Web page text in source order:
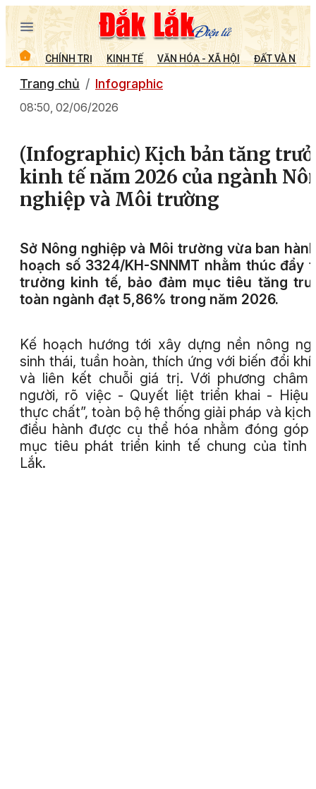
CHÍNH TRỊ KINH TẾ VĂN HÓA - XÃ HỘI ĐẤT VÀ
Trang chủ Infographic
08:50, 02/06/2026
(Infographic) Kịch bản tăng
kinh tế năm 2026 của ngành
nghiệp và Môi trường
Sở Nông nghiệp và Môi trường vừa ban
hoạch số 3324/KH-SNNMT nhằm thúc đẩy
trưởng kinh tế, bảo đảm mục tiêu tăng
toàn ngành đạt 5,86% trong năm 2026.
Kế hoạch hướng tới xây dựng nền nông
sinh thái, tuần hoàn, thích ứng với biến đổi khí
và liên kết chuỗi giá trị. Với phương châm
người, rõ việc - Quyết liệt triển khai - Hiệu
thực chất”, toàn bộ hệ thống giải pháp và kịch
điều hành được cụ thể hóa nhằm đóng góp
mục tiêu phát triển kinh tế chung của tỉnh
Lắk.